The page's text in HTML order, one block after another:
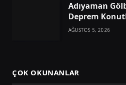
Adıyaman
Deprem
AĞUSTOS 5, 2026
ÇOK OKUNANLAR